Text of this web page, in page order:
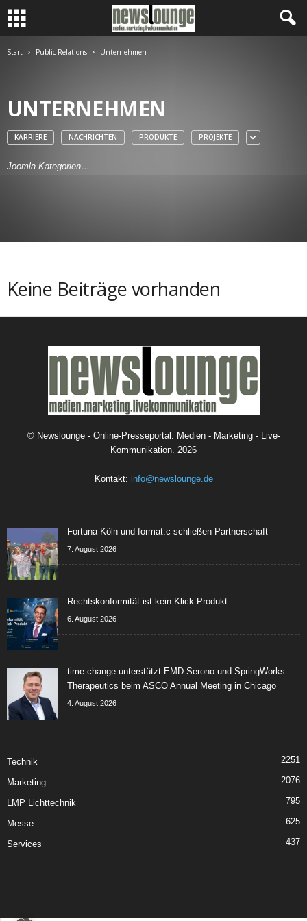
Start Public Relations Unternehmen
UNTERNEHMEN
KARRIERE NACHRICHTEN PRODUKTE PROJEKTE
Joomla-Kategorien…
Keine Beiträge vorhanden
© Newslounge - Online-Presseportal. Medien - Marketing - Live-
Kommunikation. 2026
Kontakt: info@newslounge.de
Fortuna Köln und format:c schließen Partnerschaft
7. August 2026
Rechtskonformität ist kein Klick-Produkt
6. August 2026
time change unterstützt EMD Serono und SpringWorks
Therapeutics beim ASCO Annual Meeting in Chicago
4. August 2026
Technik 2251
Marketing 2076
LMP Lichttechnik 795
Messe 625
Services 437